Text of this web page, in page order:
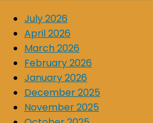
July 2026
April 2026
March 2026
February 2026
January 2026
December 2025
November 2025